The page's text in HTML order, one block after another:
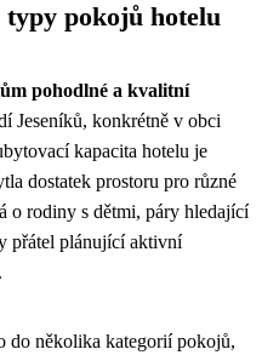
pokojů hotelu
pohodlné a kvalitní
Jeseníků, konkrétně v obci
kapacita hotelu je
dostatek prostoru pro různé
o rodiny s dětmi, páry hledající
přátel plánující aktivní
do několika kategorií pokojů,